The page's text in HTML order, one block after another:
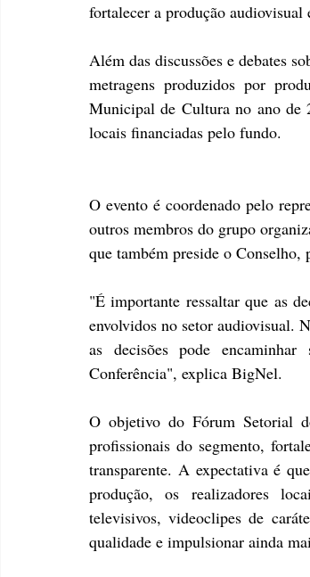
fortalecer a produção
Além das discussões e debates
metragens produzidos por
Municipal de Cultura no ano de
locais financiadas pelo fundo.
O evento é coordenado pelo
outros membros do grupo
que também preside o
"É importante ressaltar que as
envolvidos no setor audiovisual.
as decisões pode
Conferência", explica BigNel.
O objetivo do Fórum Setorial
profissionais do segmento,
transparente. A expectativa é
produção, os realizadores
televisivos, videoclipes de
qualidade e impulsionar ainda